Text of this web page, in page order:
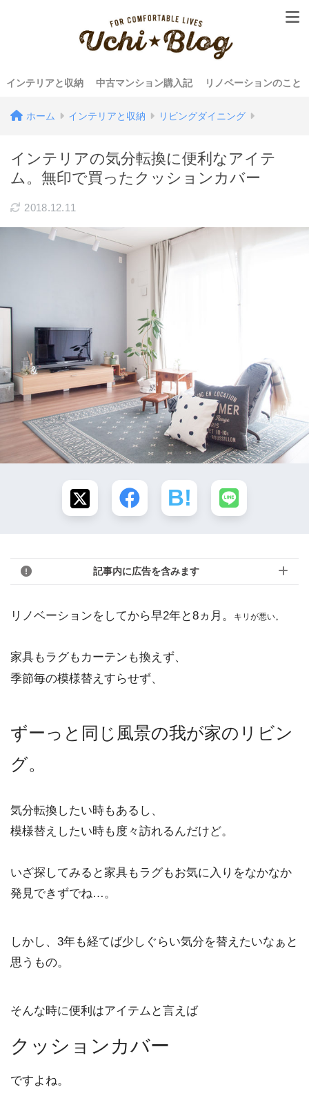
インテリアと収納 中古マンション購入記 リノベーションのこと
ホーム インテリアと収納 リビングダイニング
インテリアの気分転換に便利なアイテ
ム。無印で買ったクッションカバー
2018.12.11
記事内に広告を含みます
リノベーションをしてから早2年と8ヵ月。 キリが悪い。
家具もラグもカーテンも換えず、
季節毎の模様替えすらせず、
ずーっと同じ風景の我が家のリビン
グ。
気分転換したい時もあるし、
模様替えしたい時も度々訪れるんだけど。
いざ探してみると家具もラグもお気に入りをなかなか
発見できずでね…。
しかし、3年も経てば少しぐらい気分を替えたいなぁと
思うもの。
そんな時に便利はアイテムと言えば
クッションカバー
ですよね。